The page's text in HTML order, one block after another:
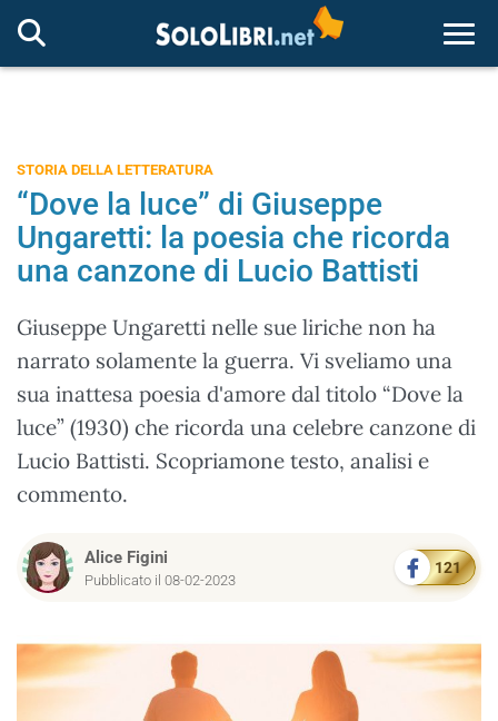
STORIA DELLA LETTERATURA
“Dove la luce” di Giuseppe
Ungaretti: la poesia che ricorda
una canzone di Lucio Battisti
Giuseppe Ungaretti nelle sue liriche non ha
narrato solamente la guerra. Vi sveliamo una
sua inattesa poesia d'amore dal titolo “Dove la
luce” (1930) che ricorda una celebre canzone di
Lucio Battisti. Scopriamone testo, analisi e
commento.
Alice Figini
Pubblicato il 08-02-2023
121